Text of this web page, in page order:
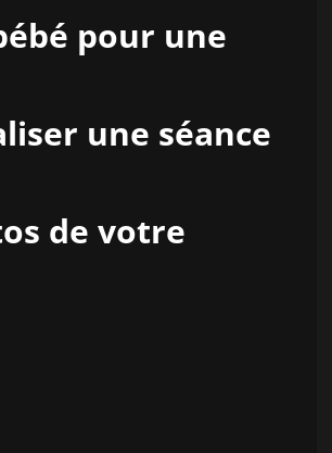
pour une
une séance
de votre